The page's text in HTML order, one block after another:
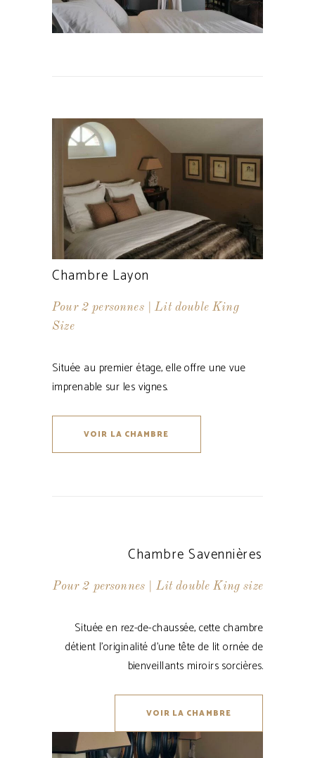
Chambre Layon
Pour 2 personnes | Lit double King
Size
Située au premier étage, elle offre une vue
imprenable sur les vignes.
VOIR LA CHAMBRE
Chambre Savennières
Pour 2 personnes | Lit double King size
Située en rez-de-chaussée, cette chambre
détient l’originalité d’une tête de lit ornée de
bienveillants miroirs sorcières.
VOIR LA CHAMBRE